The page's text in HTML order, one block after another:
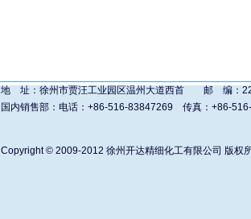
地 址：徐州市贾汪工业园区温州大道西首 邮 编：
国内销售部：电话：+86-516-83847269 传真：+86-
Copyright © 2009-2012 徐州开达精细化工有限公司 版